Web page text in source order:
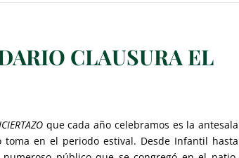
CLAUSURA EL
que cada año celebramos es la antesala
en el periodo estival. Desde Infantil hasta